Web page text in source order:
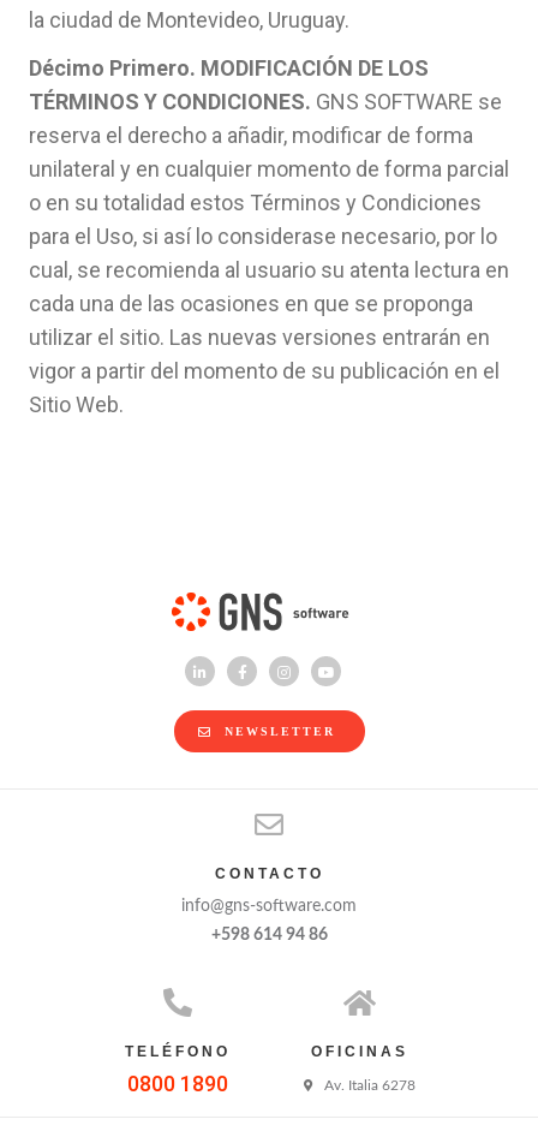
la ciudad de Montevideo, Uruguay.
Décimo Primero. MODIFICACIÓN DE LOS
TÉRMINOS Y CONDICIONES. GNS SOFTWARE se
reserva el derecho a añadir, modificar de forma
unilateral y en cualquier momento de forma parcial
o en su totalidad estos Términos y Condiciones
para el Uso, si así lo considerase necesario, por lo
cual, se recomienda al usuario su atenta lectura en
cada una de las ocasiones en que se proponga
utilizar el sitio. Las nuevas versiones entrarán en
vigor a partir del momento de su publicación en el
Sitio Web.
NEWSLETTER
CONTACTO
info@gns-software.com
+598 614 94 86
TELÉFONO
0800 1890
OFICINAS
Av. Italia 6278